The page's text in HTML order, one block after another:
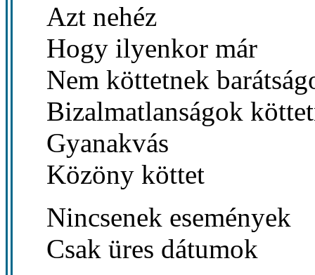
Azt nehéz
Hogy ilyenkor már
Nem köttetnek
Bizalmatlanságok
Gyanakvás
Közöny köttet
Nincsenek események
Csak üres dátumok